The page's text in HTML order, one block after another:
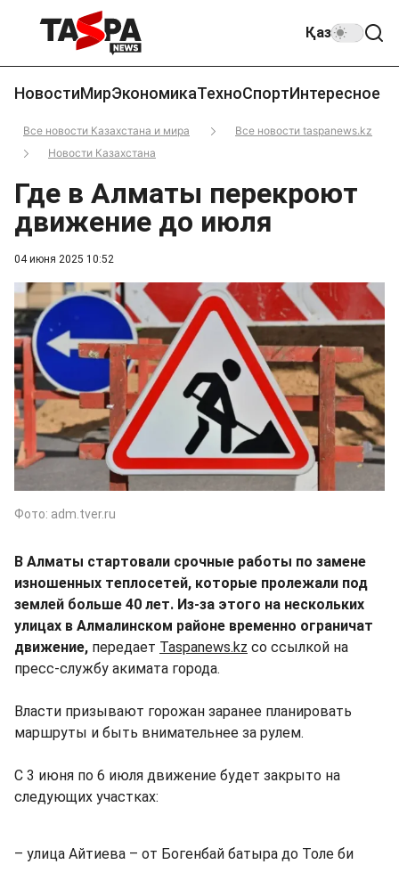
Қаз
НовостиМирЭкономикаТехноСпортИнтересное
Все новости Казахстана и мира
Все новости taspanews.kz
Новости Казахстана
04 июня 2025 10:52
Где в Алматы перекроют
движение до июля
Фото: аdm.tver.ru
В Алматы стартовали срочные работы по замене
изношенных теплосетей, которые пролежали под
землей больше 40 лет. Из-за этого на нескольких
улицах в Алмалинском районе временно ограничат
движение, передает Taspanews.kz со ссылкой на
пресс-службу акимата города.
Власти призывают горожан заранее планировать
маршруты и быть внимательнее за рулем.
С 3 июня по 6 июля движение будет закрыто на
следующих участках:
– улица Айтиева – от Богенбай батыра до Толе би